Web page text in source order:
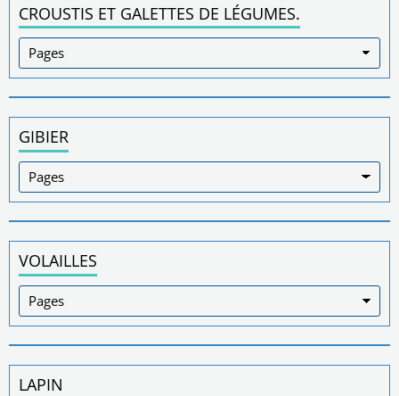
CROUSTIS ET GALETTES DE LÉGUMES.
GIBIER
VOLAILLES
LAPIN